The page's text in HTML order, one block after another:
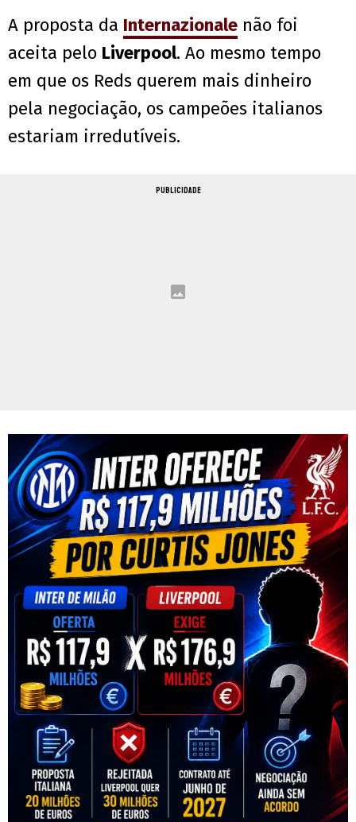
A proposta da Internazionale não foi
aceita pelo Liverpool. Ao mesmo tempo
em que os Reds querem mais dinheiro
pela negociação, os campeões italianos
estariam irredutíveis.
PUBLICIDADE